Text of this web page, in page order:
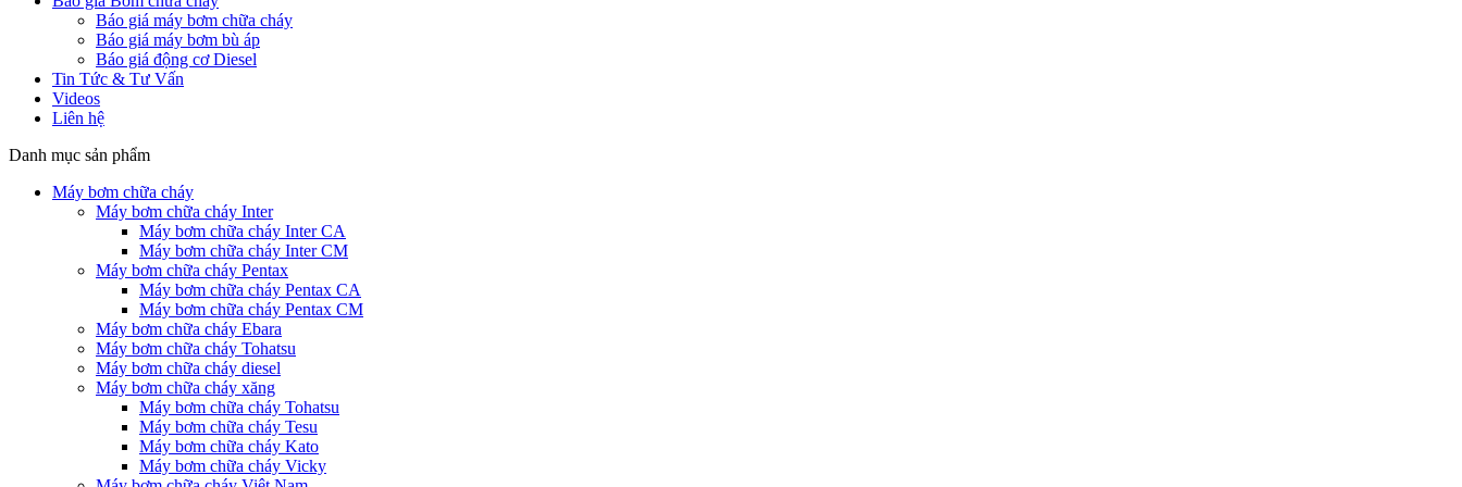
Báo giá máy bơm chữa cháy
Báo giá máy bơm bù áp
Báo giá động cơ Diesel
Tin Tức & Tư Vấn
Videos
Liên hệ
Danh mục sản phẩm
Máy bơm chữa cháy
Máy bơm chữa cháy Inter
Máy bơm chữa cháy Inter CA
Máy bơm chữa cháy Inter CM
Máy bơm chữa cháy Pentax
Máy bơm chữa cháy Pentax CA
Máy bơm chữa cháy Pentax CM
Máy bơm chữa cháy Ebara
Máy bơm chữa cháy Tohatsu
Máy bơm chữa cháy diesel
Máy bơm chữa cháy xăng
Máy bơm chữa cháy Tohatsu
Máy bơm chữa cháy Tesu
Máy bơm chữa cháy Kato
Máy bơm chữa cháy Vicky